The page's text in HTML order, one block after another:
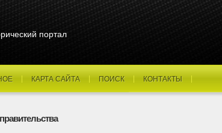
портал
КАРТА САЙТА ПОИСК КОНТАКТЫ